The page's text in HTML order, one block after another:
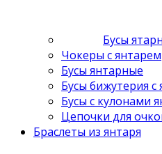
Бусы
Чокеры с янтарем
Бусы янтарные
Бусы бижутерия с
Бусы с кулонами
Цепочки для
Браслеты из янтаря